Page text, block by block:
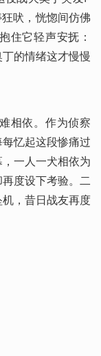
吠，恍惚间仿佛
住它轻声安抚：
的情绪这才慢慢
相依。作为侦察
忆起这段惨痛过
一人一犬相依为
度设下考验。二
，昔日战友再度